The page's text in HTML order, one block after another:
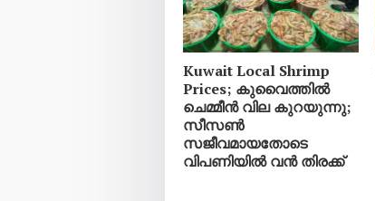
Kuwait Local Shrimp
Prices; കുവൈത്തിൽ
ചെമ്മീൻ വില കുറയുന്നു;
സീസൺ
സജീവമായതോടെ
വിപണിയിൽ വൻ തിരക്ക്